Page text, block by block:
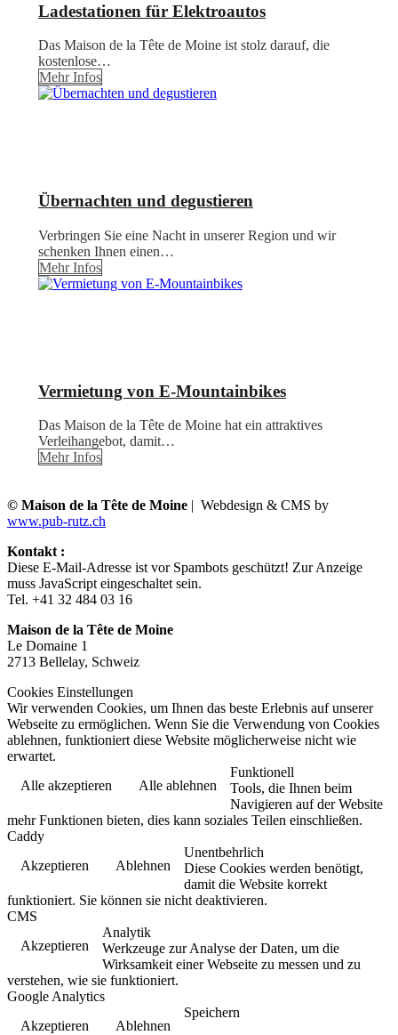
Ladestationen für Elektroautos
Das Maison de la Tête de Moine ist stolz darauf, die
kostenlose…
Mehr Infos
Übernachten und degustieren
Verbringen Sie eine Nacht in unserer Region und wir
schenken Ihnen einen…
Mehr Infos
Vermietung von E-Mountainbikes
Das Maison de la Tête de Moine hat ein attraktives
Verleihangebot, damit…
Mehr Infos
© Maison de la Tête de Moine | Webdesign & CMS by
www.pub-rutz.ch
Kontakt :
Diese E-Mail-Adresse ist vor Spambots geschützt! Zur Anzeige
muss JavaScript eingeschaltet sein.
Tel. +41 32 484 03 16
Maison de la Tête de Moine
Le Domaine 1
2713 Bellelay, Schweiz
Cookies Einstellungen
Wir verwenden Cookies, um Ihnen das beste Erlebnis auf unserer
Webseite zu ermöglichen. Wenn Sie die Verwendung von Cookies
ablehnen, funktioniert diese Website möglicherweise nicht wie
erwartet.
Alle akzeptieren
Alle ablehnen
Funktionell
Tools, die Ihnen beim
Navigieren auf der Website
mehr Funktionen bieten, dies kann soziales Teilen einschließen.
Caddy
Akzeptieren
Ablehnen
Unentbehrlich
Diese Cookies werden benötigt,
damit die Website korrekt
funktioniert. Sie können sie nicht deaktivieren.
CMS
Akzeptieren
Analytik
Werkzeuge zur Analyse der Daten, um die
Wirksamkeit einer Webseite zu messen und zu
verstehen, wie sie funktioniert.
Google Analytics
Akzeptieren
Ablehnen
Speichern